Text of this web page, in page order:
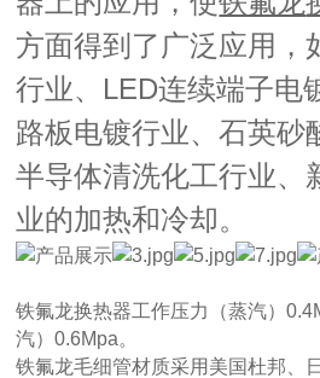
方面得到了广泛应用，
行业、LED连续端子电
路板电镀行业、石英砂
半导体清洗化工行业、
业的加热和冷却。
铁氟龙换热器工作压力（蒸汽）
汽）0.6Mpa。
铁氟龙毛细管材质采用美国杜邦、